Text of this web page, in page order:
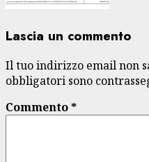
Lascia un commento
Il tuo indirizzo email non
obbligatori sono
Commento*